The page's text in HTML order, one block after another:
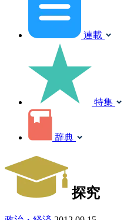
連載
特集
辞典
探究